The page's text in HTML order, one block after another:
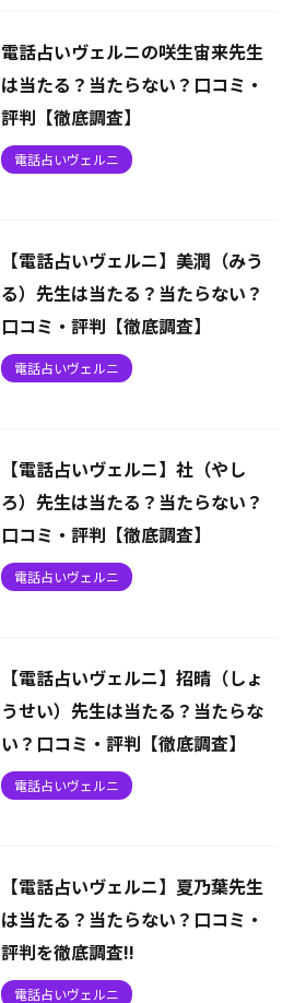
電話占いヴェルニの咲生宙来先生
は当たる？当たらない？口コミ・
評判【徹底調査】
電話占いヴェルニ
【電話占いヴェルニ】美潤（みう
る）先生は当たる？当たらない？
口コミ・評判【徹底調査】
電話占いヴェルニ
【電話占いヴェルニ】社（やし
ろ）先生は当たる？当たらない？
口コミ・評判【徹底調査】
電話占いヴェルニ
【電話占いヴェルニ】招晴（しょ
うせい）先生は当たる？当たらな
い？口コミ・評判【徹底調査】
電話占いヴェルニ
【電話占いヴェルニ】夏乃葉先生
は当たる？当たらない？口コミ・
評判を徹底調査!!
電話占いヴェルニ